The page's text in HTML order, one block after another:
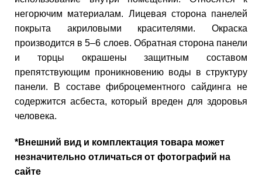
негорючим материалам. Лицевая сторона панелей
покрыта акриловыми красителями. Окраска
производится в 5–6 слоев. Обратная сторона панели
и торцы окрашены защитным составом
препятствующим проникновению воды в структуру
панели. В составе фиброцементного сайдинга не
содержится асбеста, который вреден для здоровья
человека.
*Внешний вид и комплектация товара может
незначительно отличаться от фотографий на
сайте